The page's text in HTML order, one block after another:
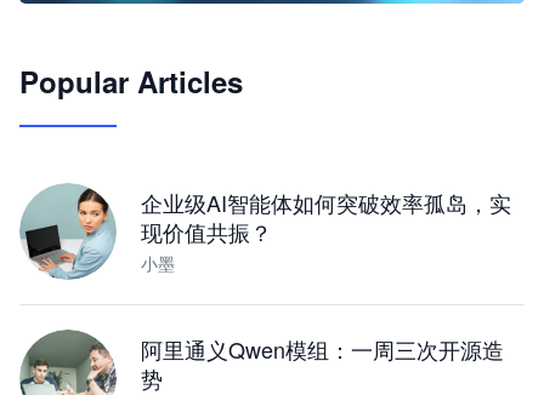
JimoClaw 桌面 AI Agent 工作台
Popular Articles
企业级AI智能体如何突破效率孤岛，实
现价值共振？
小墨
阿里通义Qwen模组：一周三次开源造
势